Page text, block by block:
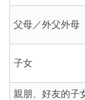
父母／外父外母
子女
親朋、好友的子